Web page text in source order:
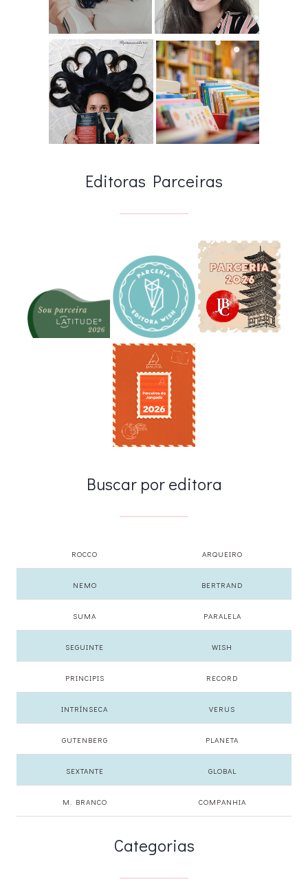
Editoras Parceiras
Buscar por editora
ROCCO ARQUEIRO
NEMO BERTRAND
SUMA PARALELA
SEGUINTE WISH
PRINCIPIS RECORD
INTRÍNSECA VERUS
GUTENBERG PLANETA
SEXTANTE GLOBAL
M. BRANCO COMPANHIA
Categorias